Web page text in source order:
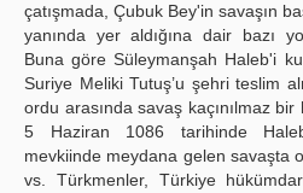
çatışmada, Çubuk Bey'in savaşın
yanında yer aldığına dair bazı
Buna göre Süleymanşah Haleb'i
Suriye Meliki Tutuş’u şehri teslim
ordu arasında savaş kaçınılmaz
5 Haziran 1086 tarihinde
mevkiinde meydana gelen savaşta
vs. Türkmenler, Türkiye